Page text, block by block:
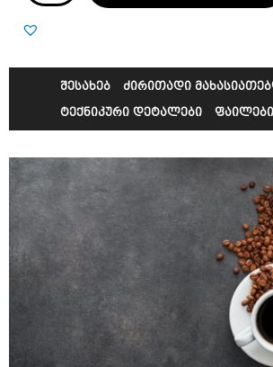
შესახებ
ძირითადი
ტექნიკური დეტალები
ფაილები